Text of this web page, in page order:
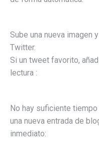
Sube una nueva imagen
Twitter.
Si un tweet favorito,
lectura :
No hay suficiente
una nueva entrada de
inmediato: